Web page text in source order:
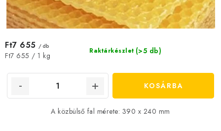
Raktárkészlet (>5 db)
Ft7 655 / db
Egységár:
Ft7 655 / 1 kg
KOSÁRBA
A közbülső fal mérete: 390 x 240 mm